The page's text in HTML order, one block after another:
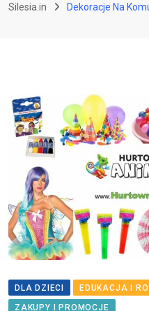
Silesia.in Dekoracje Na
DLA DZIECI EDUKACJA I
ZAKUPY I PROMOCJE